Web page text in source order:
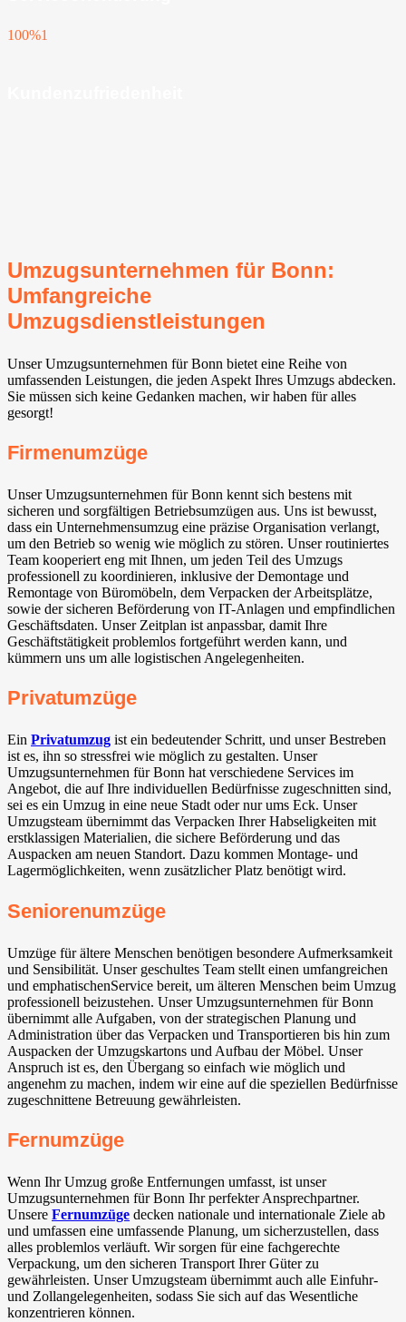
100%1
Umzugsunternehmen für Bonn:
Umfangreiche
Umzugsdienstleistungen
Unser Umzugsunternehmen für Bonn bietet eine Reihe von
umfassenden Leistungen, die jeden Aspekt Ihres Umzugs abdecken.
Sie müssen sich keine Gedanken machen, wir haben für alles
gesorgt!
Firmenumzüge
Unser Umzugsunternehmen für Bonn kennt sich bestens mit
sicheren und sorgfältigen Betriebsumzügen aus. Uns ist bewusst,
dass ein Unternehmensumzug eine präzise Organisation verlangt,
um den Betrieb so wenig wie möglich zu stören. Unser routiniertes
Team kooperiert eng mit Ihnen, um jeden Teil des Umzugs
professionell zu koordinieren, inklusive der Demontage und
Remontage von Büromöbeln, dem Verpacken der Arbeitsplätze,
sowie der sicheren Beförderung von IT-Anlagen und empfindlichen
Geschäftsdaten. Unser Zeitplan ist anpassbar, damit Ihre
Geschäftstätigkeit problemlos fortgeführt werden kann, und
kümmern uns um alle logistischen Angelegenheiten.
Privatumzüge
Ein Privatumzug ist ein bedeutender Schritt, und unser Bestreben
ist es, ihn so stressfrei wie möglich zu gestalten. Unser
Umzugsunternehmen für Bonn hat verschiedene Services im
Angebot, die auf Ihre individuellen Bedürfnisse zugeschnitten sind,
sei es ein Umzug in eine neue Stadt oder nur ums Eck. Unser
Umzugsteam übernimmt das Verpacken Ihrer Habseligkeiten mit
erstklassigen Materialien, die sichere Beförderung und das
Auspacken am neuen Standort. Dazu kommen Montage- und
Lagermöglichkeiten, wenn zusätzlicher Platz benötigt wird.
Seniorenumzüge
Umzüge für ältere Menschen benötigen besondere Aufmerksamkeit
und Sensibilität. Unser geschultes Team stellt einen umfangreichen
und emphatischenService bereit, um älteren Menschen beim Umzug
professionell beizustehen. Unser Umzugsunternehmen für Bonn
übernimmt alle Aufgaben, von der strategischen Planung und
Administration über das Verpacken und Transportieren bis hin zum
Auspacken der Umzugskartons und Aufbau der Möbel. Unser
Anspruch ist es, den Übergang so einfach wie möglich und
angenehm zu machen, indem wir eine auf die speziellen Bedürfnisse
zugeschnittene Betreuung gewährleisten.
Fernumzüge
Wenn Ihr Umzug große Entfernungen umfasst, ist unser
Umzugsunternehmen für Bonn Ihr perfekter Ansprechpartner.
Unsere Fernumzüge decken nationale und internationale Ziele ab
und umfassen eine umfassende Planung, um sicherzustellen, dass
alles problemlos verläuft. Wir sorgen für eine fachgerechte
Verpackung, um den sicheren Transport Ihrer Güter zu
gewährleisten. Unser Umzugsteam übernimmt auch alle Einfuhr-
und Zollangelegenheiten, sodass Sie sich auf das Wesentliche
konzentrieren können.